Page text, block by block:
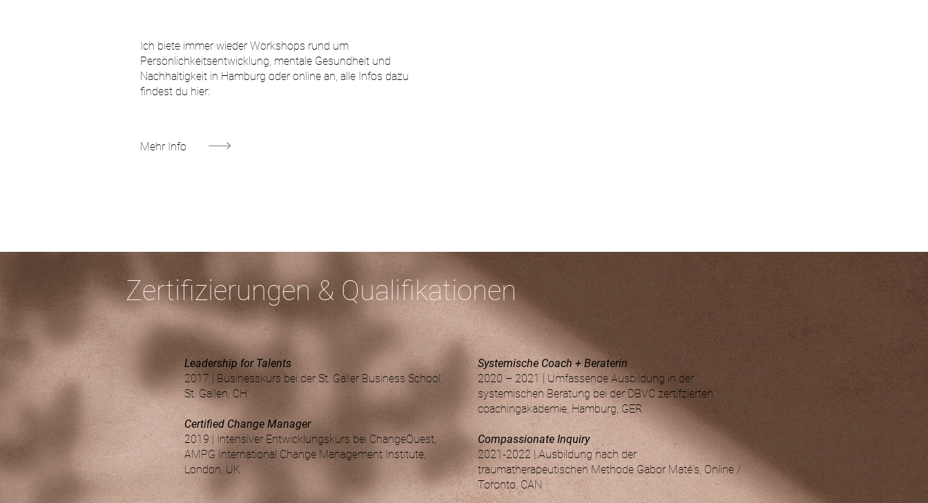
Ich biete immer wieder Workshops rund um
Persönlichkeitsentwicklung, mentale Gesundheit und
Nachhaltigkeit in Hamburg oder online an, alle Infos dazu
findest du hier:
Mehr Info
Zertifizierungen & Qualifikationen
Leadership for Talents
2017 | Businesskurs bei der St. Galler Business School,
St. Gallen, CH
Certified Change Manager
2019 | Intensiver Entwicklungskurs bei ChangeQuest,
AMPG International Change Management Institute,
London, UK
Systemische Coach + Beraterin
2020 – 2021 | Umfassende Ausbildung in der
systemischen Beratung bei der DBVC zertifzierten
coachingakademie, Hamburg, GER
Compassionate Inquiry
2021-2022 | Ausbildung nach der
traumatherapeutischen Methode Gabor Maté's, Online /
Toronto, CAN